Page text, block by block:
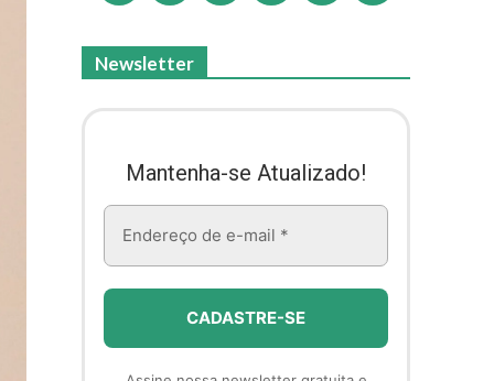
Newsletter
Mantenha-se Atualizado!